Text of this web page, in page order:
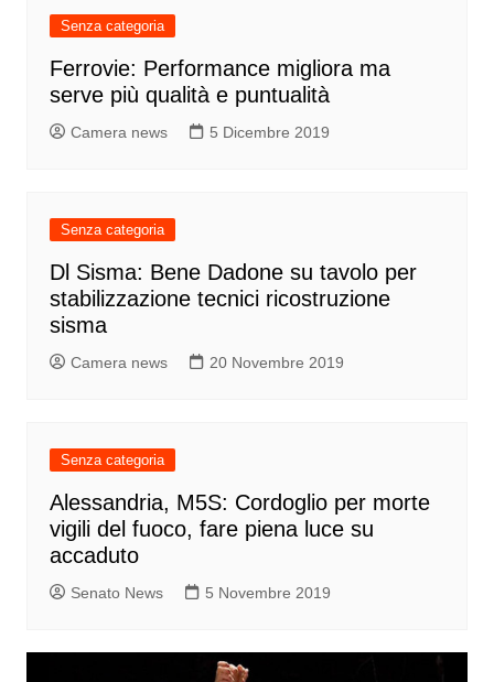
Senza categoria
Ferrovie: Performance migliora ma
serve più qualità e puntualità
Camera news 5 Dicembre 2019
Senza categoria
Dl Sisma: Bene Dadone su tavolo per
stabilizzazione tecnici ricostruzione
sisma
Camera news 20 Novembre 2019
Senza categoria
Alessandria, M5S: Cordoglio per morte
vigili del fuoco, fare piena luce su
accaduto
Senato News 5 Novembre 2019